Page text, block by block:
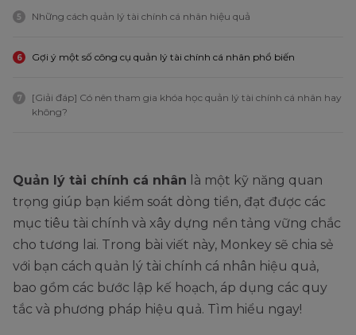
5 Những cách quản lý tài chính cá nhân hiệu quả
6 Gợi ý một số công cụ quản lý tài chính cá nhân phổ biến
7
[Giải đáp] Có nên tham gia khóa học quản lý tài chính cá nhân hay
không?
Quản lý tài chính cá nhân là một kỹ năng quan
trọng giúp bạn kiểm soát dòng tiền, đạt được các
mục tiêu tài chính và xây dựng nền tảng vững chắc
cho tương lai. Trong bài viết này, Monkey sẽ chia sẻ
với bạn cách quản lý tài chính cá nhân hiệu quả,
bao gồm các bước lập kế hoạch, áp dụng các quy
tắc và phương pháp hiệu quả. Tìm hiểu ngay!